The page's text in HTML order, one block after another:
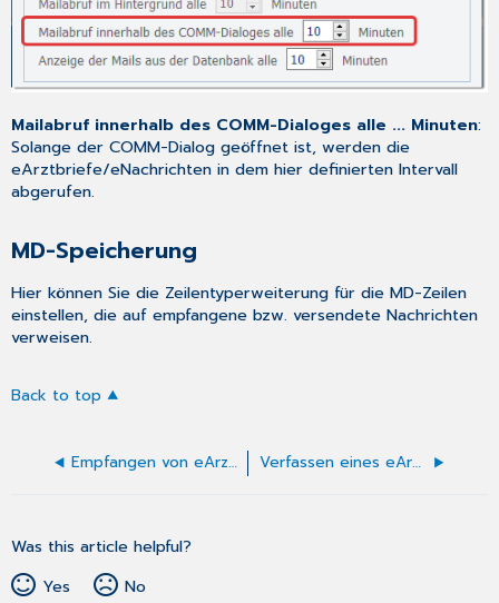
Mailabruf innerhalb des COMM-Dialoges alle ... Minuten:
Solange der COMM-Dialog geöffnet ist, werden die
eArztbriefe/eNachrichten in dem hier definierten Intervall
abgerufen.
MD-Speicherung
Hier können Sie die Zeilentyperweiterung für die MD-Zeilen
einstellen, die auf empfangene bzw. versendete Nachrichten
verweisen.
Back to top
Empfangen von eArztbriefen/eNachrichten Verfassen eines eArztbriefes
Was this article helpful?
Yes
No